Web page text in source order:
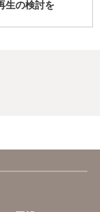
生の検討を